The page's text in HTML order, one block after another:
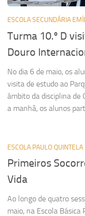
ESCOLA SECUNDÁRIA
Turma 10.º D
Douro
No dia 6 de maio, os
visita de estudo ao
âmbito da disciplina de
a manhã, os alunos
ESCOLA PAULO QUINTELA
Primeiros
Vida
Ao longo de quatro
maio, na Escola Básica